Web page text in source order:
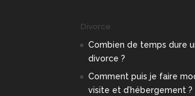
Divorce
Combien de temps dure
divorce ?
Comment puis je faire
visite et d’hébergement ?